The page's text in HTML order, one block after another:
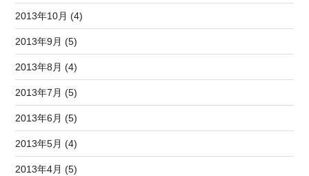
2013年10月 (4)
2013年9月 (5)
2013年8月 (4)
2013年7月 (5)
2013年6月 (5)
2013年5月 (4)
2013年4月 (5)